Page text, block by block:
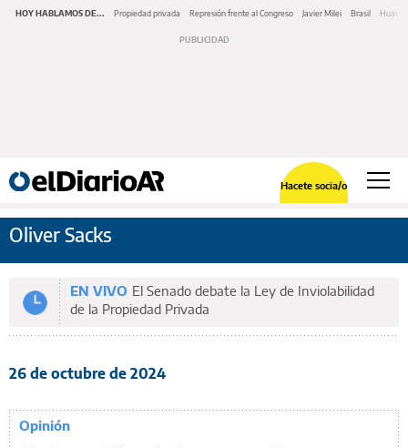
HOY HABLAMOS DE... Propiedad privada Represión frente al Congreso Javier Milei Brasil Huawei
Hacete socia/o
Oliver Sacks
EN VIVO El Senado debate la Ley de Inviolabilidad
de la Propiedad Privada
26 de octubre de 2024
Opinión